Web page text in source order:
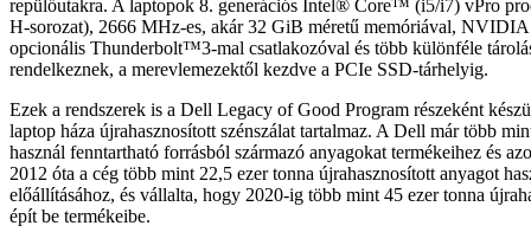
repülőutakra. A laptopok 8. generációs Intel® Core™ (i5/i7) vPro
H-sorozat), 2666 MHz-es, akár 32 GiB méretű memóriával,
opcionális Thunderbolt™3-mal csatlakozóval és több különféle
rendelkeznek, a merevlemezektől kezdve a PCIe SSD-tárhelyig.
Ezek a rendszerek is a Dell Legacy of Good Program részeként
laptop háza újrahasznosított szénszálat tartalmaz. A Dell már több
használ fenntartható forrásból származó anyagokat termékeihez és
2012 óta a cég több mint 22,5 ezer tonna újrahasznosított anyagot
előállításához, és vállalta, hogy 2020-ig több mint 45 ezer tonna
épít be termékeibe.